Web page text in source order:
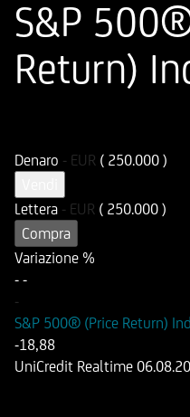
S&P
Return)
Denaro - EUR ( 250.000 )
Lettera - EUR ( 250.000 )
Compra
Variazione %
- -
-
S&P 500® (Price Return)
-18,88
UniCredit Realtime